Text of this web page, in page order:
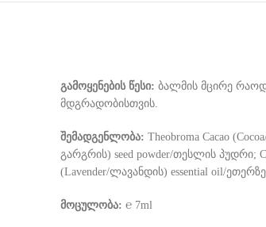
გამოყენების წესი: ბალმის მცირე
მდგრადობისთვის.
შემადგენლობა: Theobroma Cacao
გარგრის) seed powder/თესლის პუდრი;
(Lavender/ლავანდის) essential oil/
მოცულობა: ℮ 7ml